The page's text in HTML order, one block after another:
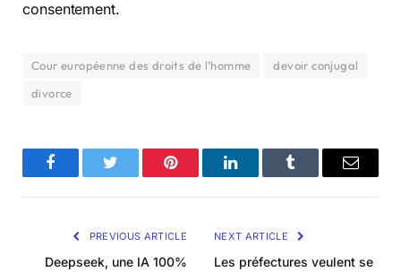
consentement.
Cour européenne des droits de l’homme
devoir conjugal
divorce
FacebookTwitter Pinterest LinkedInTumblr Email
PREVIOUS ARTICLE
Deepseek, une IA 100%
NEXT ARTICLE
Les préfectures veulent se